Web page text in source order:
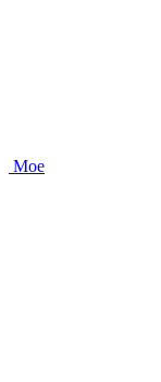
Мое